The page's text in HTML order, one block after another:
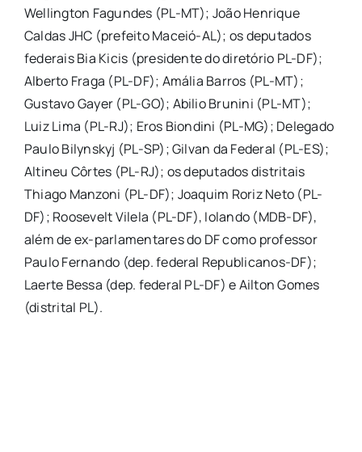
Wellington Fagundes (PL-MT); João Henrique
Caldas JHC (prefeito Maceió-AL); os deputados
federais Bia Kicis (presidente do diretório PL-DF);
Alberto Fraga (PL-DF); Amália Barros (PL-MT);
Gustavo Gayer (PL-GO); Abilio Brunini (PL-MT);
Luiz Lima (PL-RJ); Eros Biondini (PL-MG); Delegado
Paulo Bilynskyj (PL-SP); Gilvan da Federal (PL-ES);
Altineu Côrtes (PL-RJ); os deputados distritais
Thiago Manzoni (PL-DF); Joaquim Roriz Neto (PL-
DF); Roosevelt Vilela (PL-DF), Iolando (MDB-DF),
além de ex-parlamentares do DF como professor
Paulo Fernando (dep. federal Republicanos-DF);
Laerte Bessa (dep. federal PL-DF) e Ailton Gomes
(distrital PL).